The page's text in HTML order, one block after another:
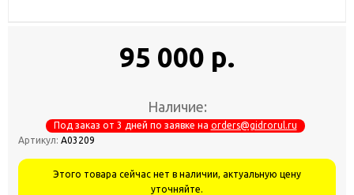
95 000 р.
Наличие:
Под заказ от 3 дней по заявке на orders@gidrorul.ru
Артикул: А03209
Этого товара сейчас нет в наличии, актуальную цену
уточняйте.